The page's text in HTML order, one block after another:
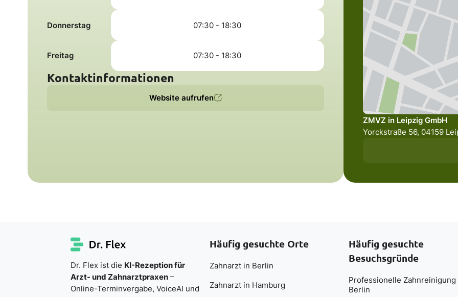
Donnerstag 07:30 - 18:30
Freitag 07:30 - 18:30
Kontaktinformationen
Website aufrufen
ZMVZ in Leipzig GmbH
Yorckstraße 56, 04159
Dr. Flex ist die KI-Rezeption für
Arzt- und Zahnarztpraxen–
Online-Terminvergabe, VoiceAI und
Häufig gesuchte Orte
Zahnarzt in Berlin
Zahnarzt in Hamburg
Häufig gesuchte
Besuchsgründe
Professionelle Zahnreinigung
Berlin